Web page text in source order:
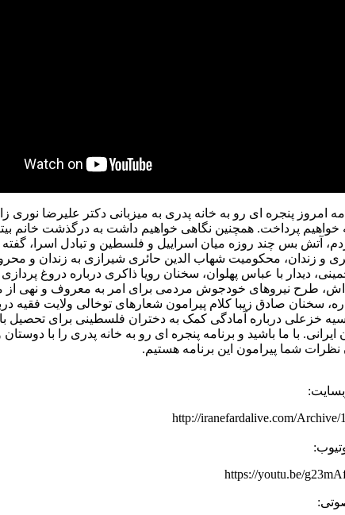
امروز پنجره ای رو به خانه پدری به میزبانی دکتر علیرضا نوری
خواهیم پرداخت. همچنین نگاهی خواهیم داشت به درگذشت خانم
آتش بس چند روزه میان اسراییل و فلسطین و تبادل اسرا،
و زندان، محکومیت شهاب الدین حائری شیرازی به زندان و
دیدار با عباس پهلوان، سخنان رویا ذاکری درباره دروغ
اش، طرح نیروهای خودجوش مردمی برای امر به معروف و نهی از
سخنان صادق زیبا کلام پیرامون شعارهای توخالی ولایت فقیه
خزعلی درباره آمادگی کمک به دختران فلسطینی برای تحصیل
ایرانی. با ما باشید و برنامه پنجره ای رو به خانه پدری را با
شما پیرامون این برنامه هستیم.
http://iranefardalive.com/Archive/
https://youtu.be/